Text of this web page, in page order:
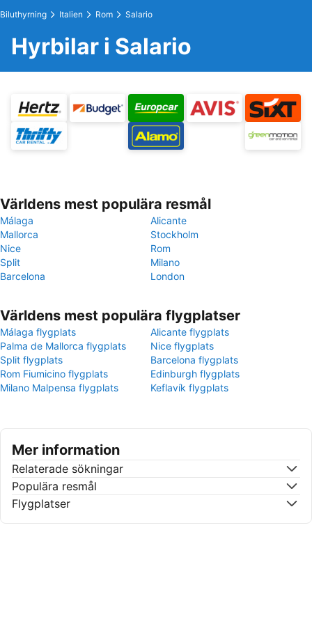
Biluthyrning Italien Rom Salario
Hyrbilar i Salario
Världens mest populära resmål
Málaga
Alicante
Mallorca
Stockholm
Nice
Rom
Split
Milano
Barcelona
London
Världens mest populära flygplatser
Málaga flygplats
Alicante flygplats
Palma de Mallorca flygplats
Nice flygplats
Split flygplats
Barcelona flygplats
Rom Fiumicino flygplats
Edinburgh flygplats
Milano Malpensa flygplats
Keflavík flygplats
Mer information
Relaterade sökningar
Populära resmål
Flygplatser